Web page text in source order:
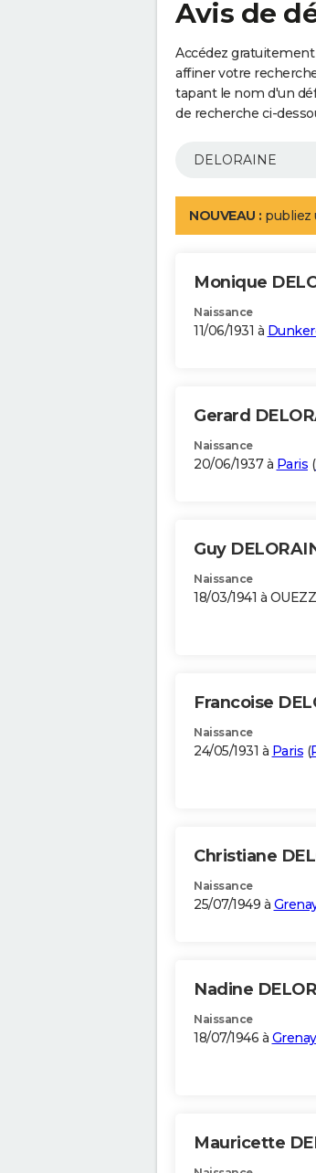
Avis de
Accédez gratuitement
affiner votre
tapant le nom d'un
de recherche ci-
NOUVEAU : publiez
Monique
Naissance
11/06/1931 à
Gerard
Naissance
20/06/1937 à Paris (
Guy
Naissance
18/03/1941 à
Francoise
Naissance
24/05/1931 à Paris (
Christiane
Naissance
25/07/1949 à
Nadine
Naissance
18/07/1946 à Grenay
Mauricette